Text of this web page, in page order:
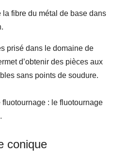
la fibre du métal de base dans
prisé dans le domaine de
d’obtenir des pièces aux
sans points de soudure.
fluotournage : le fluotournage
conique